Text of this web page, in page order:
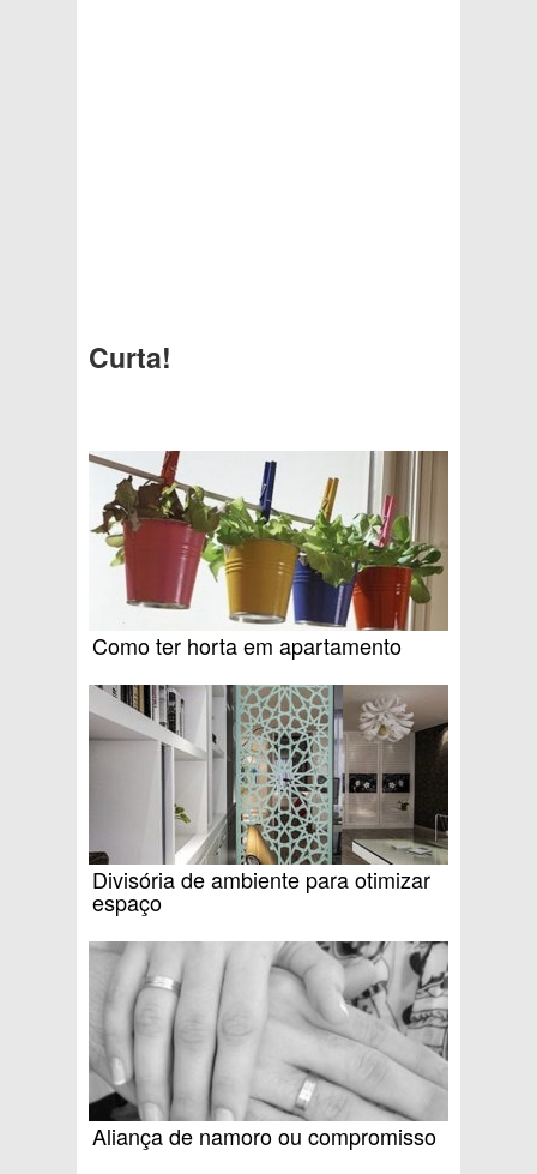
Curta!
Como ter horta em apartamento
Divisória de ambiente para otimizar
espaço
Aliança de namoro ou compromisso